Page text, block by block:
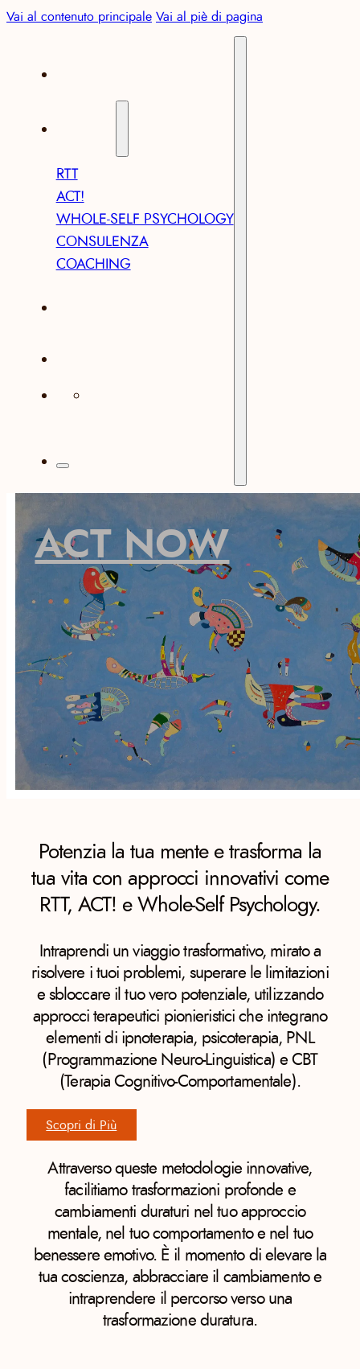
Vai al contenuto principale Vai al piè di pagina
RTT
ACT!
WHOLE-SELF PSYCHOLOGY
CONSULENZA
COACHING
ACT! IN MIND
english
ACT NOW
Potenzia la tua mente e trasforma la
tua vita con approcci innovativi come
RTT, ACT! e Whole-Self Psychology.
Intraprendi un viaggio trasformativo, mirato a
risolvere i tuoi problemi, superare le limitazioni
e sbloccare il tuo vero potenziale, utilizzando
approcci terapeutici pionieristici che integrano
elementi di ipnoterapia, psicoterapia, PNL
(Programmazione Neuro-Linguistica) e CBT
(Terapia Cognitivo-Comportamentale).
Scopri di Più
Attraverso queste metodologie innovative,
facilitiamo trasformazioni profonde e
cambiamenti duraturi nel tuo approccio
mentale, nel tuo comportamento e nel tuo
benessere emotivo. È il momento di elevare la
tua coscienza, abbracciare il cambiamento e
intraprendere il percorso verso una
trasformazione duratura.